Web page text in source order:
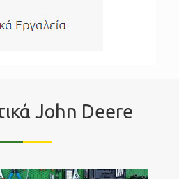
John Deere